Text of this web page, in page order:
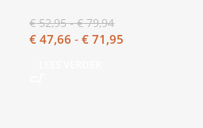
€52,95 - €79,94
€ 47,66 - € 71,95